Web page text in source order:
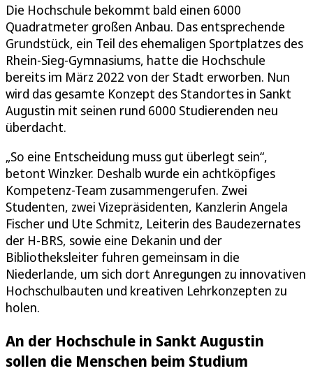
Die Hochschule bekommt bald einen 6000
Quadratmeter großen Anbau. Das entsprechende
Grundstück, ein Teil des ehemaligen Sportplatzes des
Rhein-Sieg-Gymnasiums, hatte die Hochschule
bereits im März 2022 von der Stadt erworben. Nun
wird das gesamte Konzept des Standortes in Sankt
Augustin mit seinen rund 6000 Studierenden neu
überdacht.
„So eine Entscheidung muss gut überlegt sein“,
betont Winzker. Deshalb wurde ein achtköpfiges
Kompetenz-Team zusammengerufen. Zwei
Studenten, zwei Vizepräsidenten, Kanzlerin Angela
Fischer und Ute Schmitz, Leiterin des Baudezernates
der H-BRS, sowie eine Dekanin und der
Bibliotheksleiter fuhren gemeinsam in die
Niederlande, um sich dort Anregungen zu innovativen
Hochschulbauten und kreativen Lehrkonzepten zu
holen.
An der Hochschule in Sankt Augustin
sollen die Menschen beim Studium